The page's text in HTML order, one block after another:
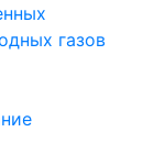
газов